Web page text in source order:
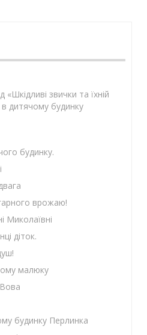
«Шкідливі звички та їхній
в дитячому будинку
будинку.
врожаю!
Миколаївні
діток.
малюку
будинку Перлинка